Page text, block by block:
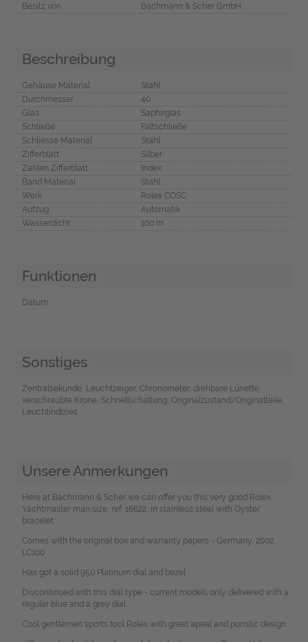
Besitz von
Bachmann & Scher GmbH
Beschreibung
Gehäuse Material
Stahl
Durchmesser
40
Glas
Saphirglas
Schließe
Faltschließe
Schliesse Material
Stahl
Zifferblatt
Silber
Zahlen Zifferblatt
Index
Band Material
Stahl
Werk
Rolex COSC
Aufzug
Automatik
Wasserdicht
100 m
Funktionen
Datum
Sonstiges
Zentralsekunde, Leuchtzeiger, Chronometer, drehbare Lünette,
verschraubte Krone, Schnellschaltung, Originalzustand/Originalteile,
Leuchtindizies
Unsere Anmerkungen
Here at Bachmann & Scher we can offer you this very good Rolex
Yachtmaster man size, ref. 16622, in stainless steel with Oyster
bracelet.
Comes with the original box and warranty papers - Germany, 2002.
LC100
Has got a solid 950 Platinum dial and bezel.
Discontinued with this dial type - current models only delivered with a
regular blue and a grey dial.
Cool gentlemen sports tool Rolex with great apeal and puristic design.